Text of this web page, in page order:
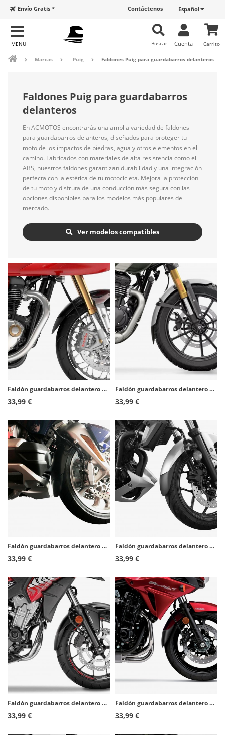
Español
Contáctenos
Envío Gratis *
Carrito
Cuenta
Buscar
Marcas Puig Faldones Puig para guardabarros delanteros
Faldones Puig para guardabarros
delanteros
En ACMOTOS encontrarás una amplia variedad de faldones
para guardabarros delanteros, diseñados para proteger tu
moto de los impactos de piedras, agua y otros elementos en el
camino. Fabricados con materiales de alta resistencia como el
ABS, nuestros faldones garantizan durabilidad y una integración
perfecta con la estética de tu motocicleta. Mejora la protección
de tu moto y disfruta de una conducción más segura con las
opciones disponibles para los modelos más populares del
mercado.
Ver modelos compatibles
Faldón guardabarros delantero Puig 20810N para Triumph Thruxton 1200R/RS (16-25)
33,99 €
Faldón guardabarros delantero Puig 22563N para Triumph Scrambler 400X (24-25)
33,99 €
Faldón guardabarros delantero Puig 3900N para Honda GL1800 Gold Wing (18-21, 25-26)
33,99 €
Faldón guardabarros delantero Puig 9182N para Yamaha MT-03 (16-19), YZF-R3 (15-18)
33,99 €
Faldón guardabarros delantero Puig 21254N para Kawasaki Z650RS (22-26)
33,99 €
Faldón guardabarros delantero Puig 5787N para varios modelos de Suzuki
33,99 €